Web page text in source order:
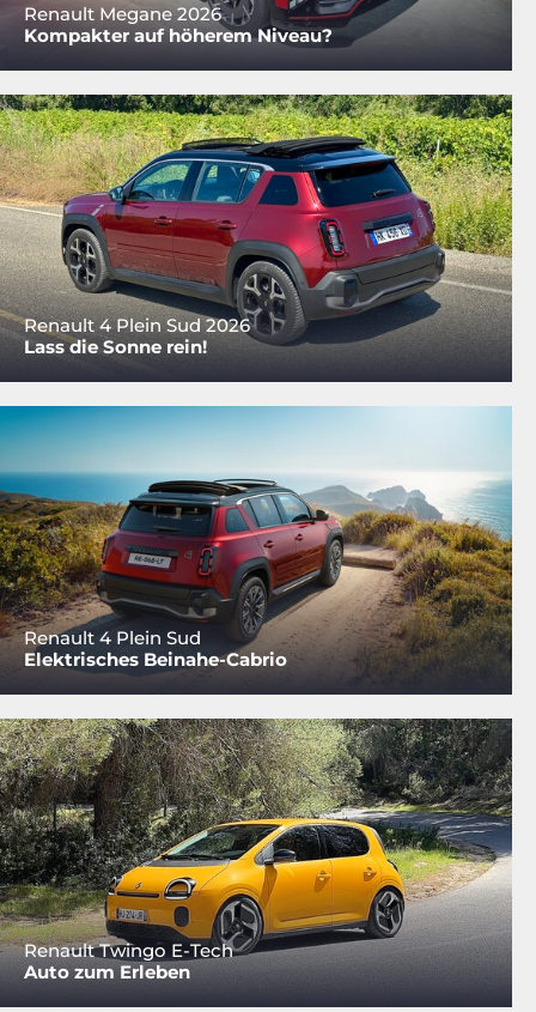
Renault Megane 2026
Kompakter auf höherem Niveau?
Renault 4 Plein Sud 2026
Lass die Sonne rein!
Renault 4 Plein Sud
Elektrisches Beinahe-Cabrio
Renault Twingo E-Tech
Auto zum Erleben